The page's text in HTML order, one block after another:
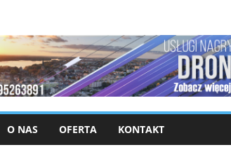
O NAS OFERTA KONTAKT